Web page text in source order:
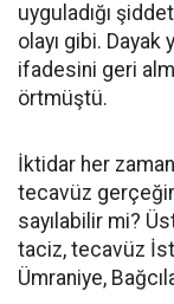
uyguladığı
olayı gibi. Dayak
ifadesini geri
örtmüştü.
İktidar her
tecavüz
sayılabilir mi?
taciz, tecavüz
Ümraniye,